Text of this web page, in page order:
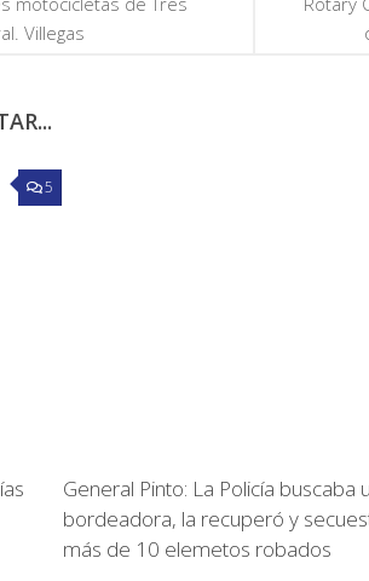
Villegas
5
General Pinto: La Policía buscaba
bordeadora, la recuperó y
más de 10 elemetos robados